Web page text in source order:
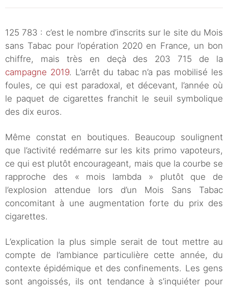
125 783 : c’est le nombre d’inscrits sur le site du Mois
sans Tabac pour l’opération 2020 en France, un bon
chiffre, mais très en deçà des 203 715 de la
campagne 2019. L’arrêt du tabac n’a pas mobilisé les
foules, ce qui est paradoxal, et décevant, l’année où
le paquet de cigarettes franchit le seuil symbolique
des dix euros.
Même constat en boutiques. Beaucoup soulignent
que l’activité redémarre sur les kits primo vapoteurs,
ce qui est plutôt encourageant, mais que la courbe se
rapproche des « mois lambda » plutôt que de
l’explosion attendue lors d’un Mois Sans Tabac
concomitant à une augmentation forte du prix des
cigarettes.
L’explication la plus simple serait de tout mettre au
compte de l’ambiance particulière cette année, du
contexte épidémique et des confinements. Les gens
sont angoissés, ils ont tendance à s’inquiéter pour